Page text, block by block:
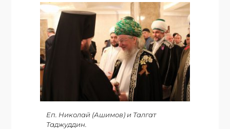
Еп. Николай (Ашимов) и Талгат
Таджуддин.